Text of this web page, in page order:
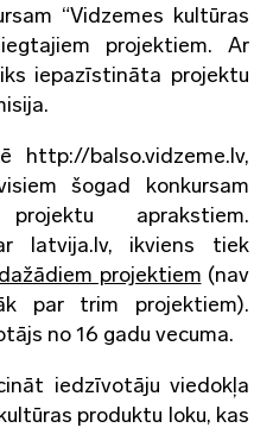
“Vidzemes kultūras
projektiem. Ar
iepazīstināta projektu
http://balso.vidzeme.lv,
šogad konkursam
aprakstiem.
latvija.lv, ikviens tiek
projektiem (nav
par trim projektiem).
no 16 gadu vecuma.
iedzīvotāju viedokļa
produktu loku, kas